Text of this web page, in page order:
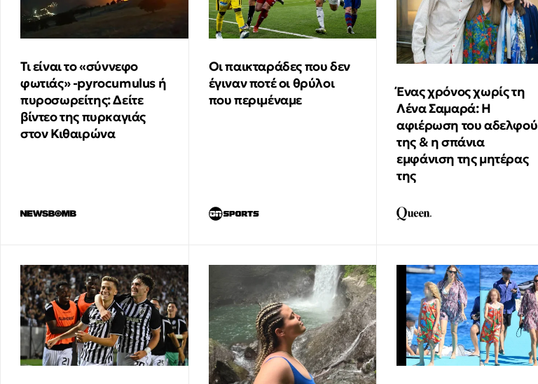
Τι είναι το «σύννεφο
φωτιάς» -pyrocumulus ή
πυροσωρείτης: Δείτε
βίντεο της πυρκαγιάς
στον Κιθαιρώνα
Οι παικταράδες που δεν
έγιναν ποτέ οι θρύλοι
που περιμέναμε
Ένας χρόνος χωρίς τη
Λένα Σαμαρά: Η
αφιέρωση του αδελφού
της & η σπάνια
εμφάνιση της μητέρας
της